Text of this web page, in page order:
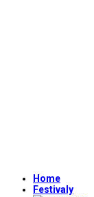
Home
Festivaly